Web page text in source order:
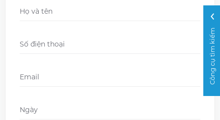
Name *
Phone
Email
Ngày
Công cụ tìm kiếm